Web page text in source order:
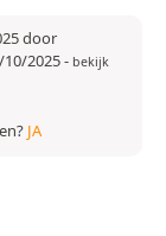
door
2025- bekijk
JA